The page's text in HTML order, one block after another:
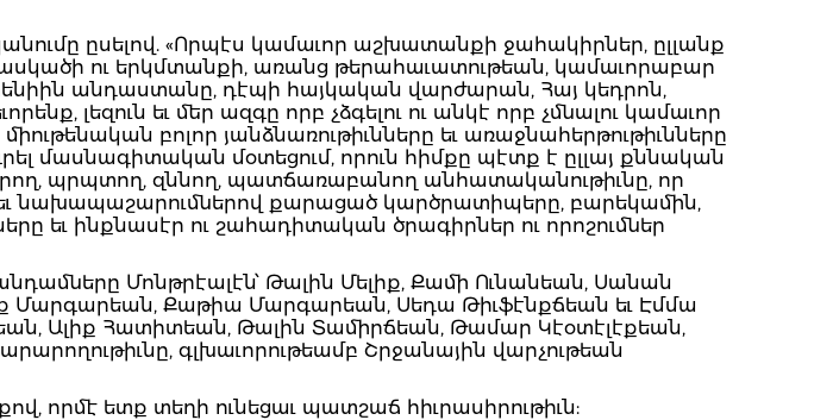
ըսելով. «Որպէս կամաւոր աշխատանքի ջահակիրներ, ըլլանք
ու երկմտանքի, առանց թերահաւատութեան, կամաւորաբար
անդաստանը, դէպի հայկական վարժարան, Հայ կեդրոն,
լեզուն եւ մեր ազգը որբ չձգելու ու անկէ որբ չմնալու կամաւոր
բոլոր յանձնառութիւնները եւ առաջնահերթութիւնները
մասնագիտական մօտեցում, որուն հիմքը պէտք է ըլլայ քննական
պրպտող, զննող, պատճառաբանող անհատականութիւնը, որ
եւ նախապաշարումներով քարացած կարծրատիպերը, բարեկամին,
եւ ինքնասէր ու շահադիտական ծրագիրներ ու որոշումներ
Մոնթրէալէն՝ Թալին Մելիք, Քամի Ունանեան, Սանան
Քաթիա Մարգարեան, Սեդա Թիւֆէնքճեան եւ Էմմա
Ալիք Հատիտեան, Թալին Տամիրճեան, Թամար Կէօտէլէքեան,
գլխաւորութեամբ Շրջանային վարչութեան
որմէ ետք տեղի ունեցաւ պատշաճ հիւրասիրութիւն: